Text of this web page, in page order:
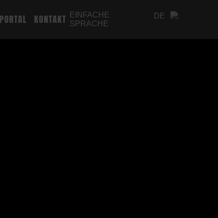
KONTAKT
EINFACHE
SPRACHE
DE